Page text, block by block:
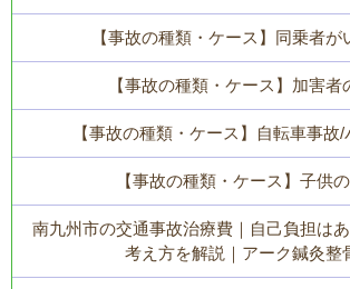
【事故の種類・ケース】同乗者が
【事故の種類・ケース】加害者
【事故の種類・ケース】自転車事故
【事故の種類・ケース】子供
南九州市の交通事故治療費｜自己負担は
考え方を解説｜アーク鍼灸整